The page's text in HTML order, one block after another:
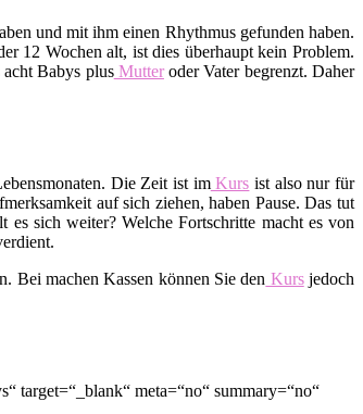
und mit ihm einen Rhythmus gefunden haben.
12 Wochen alt, ist dies überhaupt kein Problem.
Babys plusMutteroder Vater begrenzt. Daher
Die Zeit ist imKurs ist also nur für
auf sich ziehen, haben Pause. Das tut
sich weiter? Welche Fortschritte macht es von
Bei machen Kassen können Sie den Kursjedoch
target=“_blank“ meta=“no“ summary=“no“